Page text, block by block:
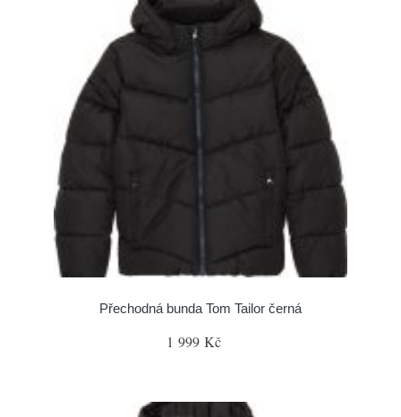
Přechodná bunda Tom Tailor černá
1 999 Kč